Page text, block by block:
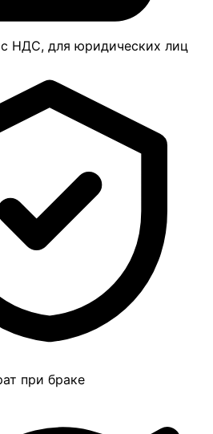
с НДС, для юридических лиц
при браке